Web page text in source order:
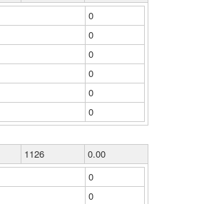
0
0
0
0
0
0
1126
0.00
0
0